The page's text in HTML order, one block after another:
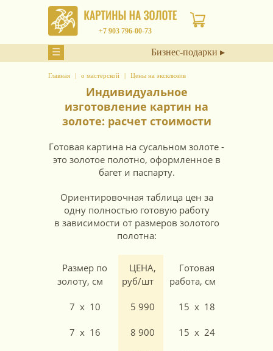
+7 903 796-00-73
☰ Бизнес-подарки ▸
Главная о мастерской Цены на эксклюзив
Индивидуальное
изготовление картин на
золоте: расчет стоимости
Готовая картина на сусальном золоте -
это золотое полотно, оформленное в
багет и паспарту.
Ориентировочная таблица цен за
одну полностью готовую работу
в зависимости от размеров золотого
полотна:
Размер по
золоту, см
ЦЕНА,
руб/шт
Готовая
работа, см
7 x 10 5 990 15 x 18
7 x 16 8 900 15 x 24